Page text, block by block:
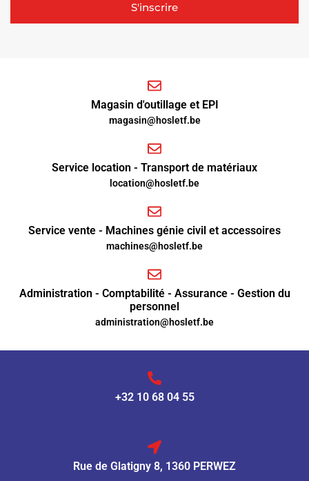
S'inscrire
Magasin d'outillage et EPI
magasin@hosletf.be
Service location - Transport de matériaux
location@hosletf.be
Service vente - Machines génie civil et accessoires
machines@hosletf.be
Administration - Comptabilité - Assurance - Gestion du
personnel
administration@hosletf.be
+32 10 68 04 55
Rue de Glatigny 8, 1360 PERWEZ